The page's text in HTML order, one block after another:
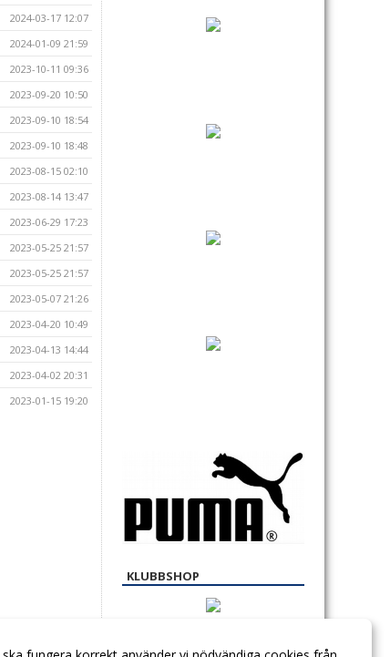
2024-03-17 12:07
2024-01-09 21:59
2023-10-11 09:36
2023-09-20 10:50
2023-09-10 18:54
2023-09-10 18:48
2023-08-15 02:10
2023-08-14 13:47
2023-06-29 17:23
2023-05-25 21:57
2023-05-25 21:57
2023-05-07 21:26
2023-04-20 10:49
2023-04-13 14:44
2023-04-02 20:31
2023-01-15 19:20
KLUBBSHOP